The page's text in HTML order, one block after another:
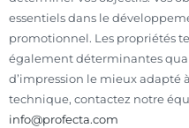
essentiels dans le
promotionnel. Les propriétés
également déterminantes
d’impression le mieux adapté
technique, contactez notre
info@profecta.com